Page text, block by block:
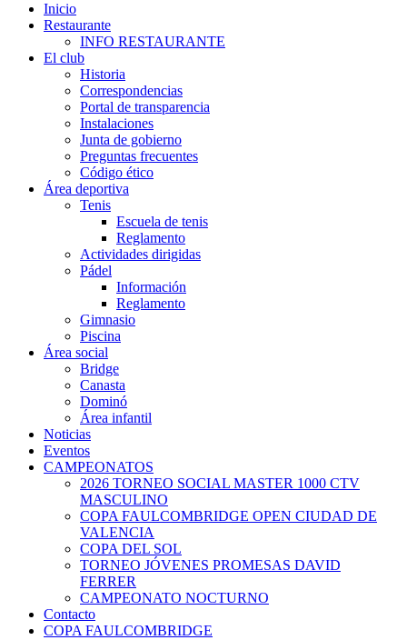
Inicio
Restaurante
INFO RESTAURANTE
El club
Historia
Correspondencias
Portal de transparencia
Instalaciones
Junta de gobierno
Preguntas frecuentes
Código ético
Área deportiva
Tenis
Escuela de tenis
Reglamento
Actividades dirigidas
Pádel
Información
Reglamento
Gimnasio
Piscina
Área social
Bridge
Canasta
Dominó
Área infantil
Noticias
Eventos
CAMPEONATOS
2026 TORNEO SOCIAL MASTER 1000 CTV
MASCULINO
COPA FAULCOMBRIDGE OPEN CIUDAD DE
VALENCIA
COPA DEL SOL
TORNEO JÓVENES PROMESAS DAVID
FERRER
CAMPEONATO NOCTURNO
Contacto
COPA FAULCOMBRIDGE